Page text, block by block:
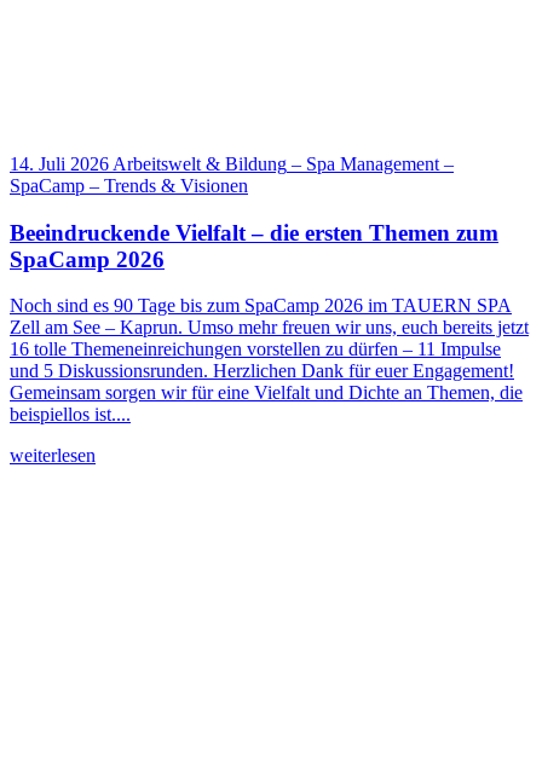
14. Juli 2026 Arbeitswelt & Bildung – Spa Management –
SpaCamp – Trends & Visionen
Beeindruckende Vielfalt – die ersten Themen zum
SpaCamp 2026
Noch sind es 90 Tage bis zum SpaCamp 2026 im TAUERN SPA
Zell am See – Kaprun. Umso mehr freuen wir uns, euch bereits jetzt
16 tolle Themeneinreichungen vorstellen zu dürfen – 11 Impulse
und 5 Diskussionsrunden. Herzlichen Dank für euer Engagement!
Gemeinsam sorgen wir für eine Vielfalt und Dichte an Themen, die
beispiellos ist....
weiterlesen